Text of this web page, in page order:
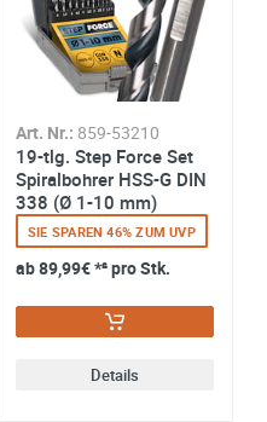
Art. Nr.: 859-53210
19-tlg. Step Force Set
Spiralbohrer HSS-G DIN
338 (Ø 1-10 mm)
SIE SPAREN 46% ZUM UVP
ab89,99€*² pro Stk.
Details